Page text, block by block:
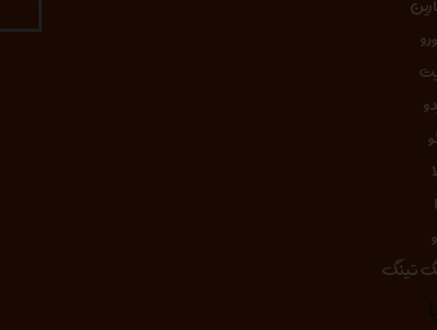
تینگ